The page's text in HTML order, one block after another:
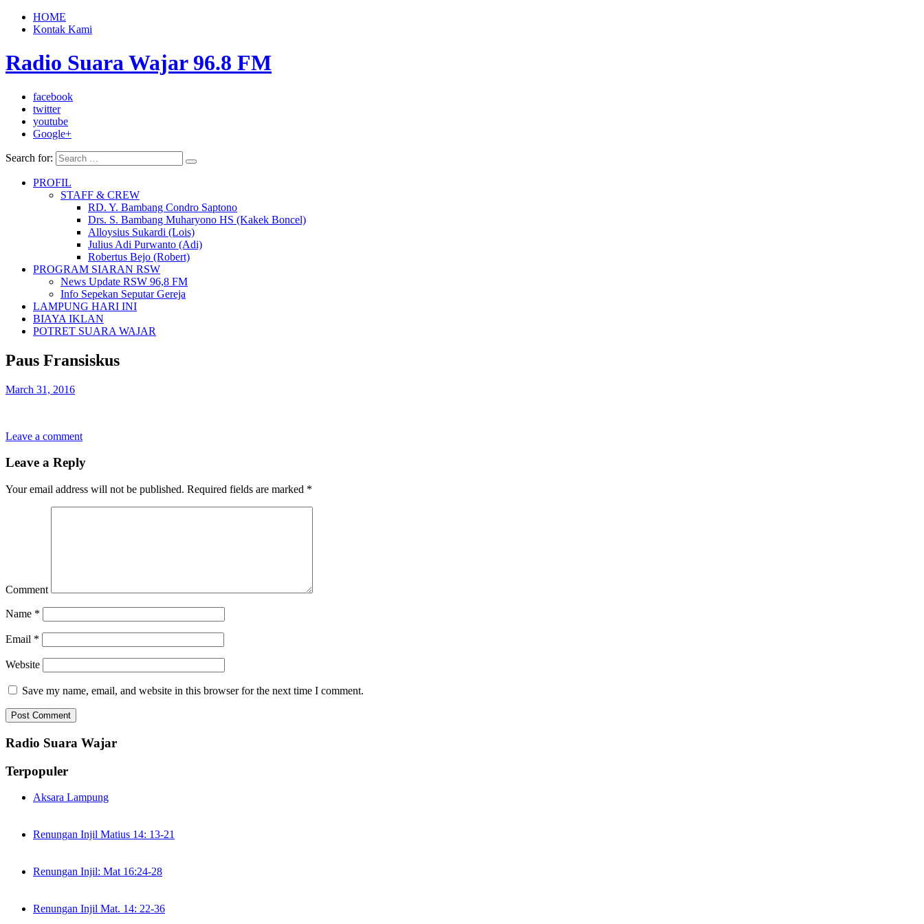
HOME
Kontak Kami
Radio Suara Wajar 96.8 FM
facebook
twitter
youtube
Google+
Search for:
PROFIL
STAFF & CREW
RD. Y. Bambang Condro Saptono
Drs. S. Bambang Muharyono HS (Kakek Boncel)
Alloysius Sukardi (Lois)
Julius Adi Purwanto (Adi)
Robertus Bejo (Robert)
PROGRAM SIARAN RSW
News Update RSW 96,8 FM
Info Sepekan Seputar Gereja
LAMPUNG HARI INI
BIAYA IKLAN
POTRET SUARA WAJAR
Paus Fransiskus
March 31, 2016
Leave a comment
Leave a Reply
Your email address will not be published. Required fields are marked *
Comment
Name *
Email *
Website
Save my name, email, and website in this browser for the next time I comment.
Radio Suara Wajar
Terpopuler
Aksara Lampung
Renungan Injil Matius 14: 13-21
Renungan Injil: Mat 16:24-28
Renungan Injil Mat. 14: 22-36